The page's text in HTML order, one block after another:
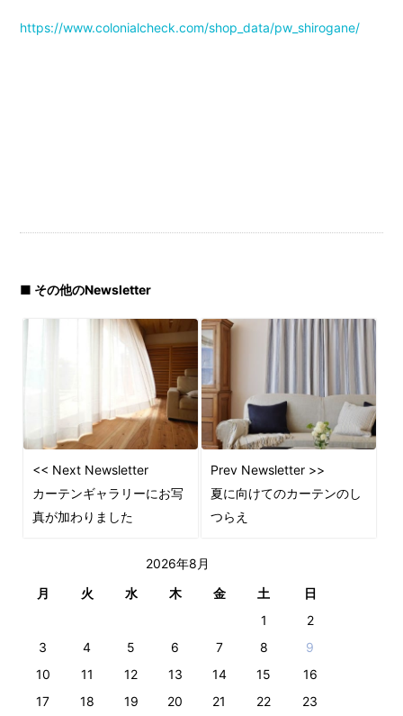
https://www.colonialcheck.com/shop_data/pw_shirogane/
■ その他のNewsletter
<< Next Newsletter
カーテンギャラリーにお写
真が加わりました
Prev Newsletter >>
夏に向けてのカーテンのし
つらえ
2026年8月
月
火 水 木 金 土 日
1
2
3
4 5 6 7 8
9
10
11 12 13 14 15
16
17
18 19 20 21 22
23